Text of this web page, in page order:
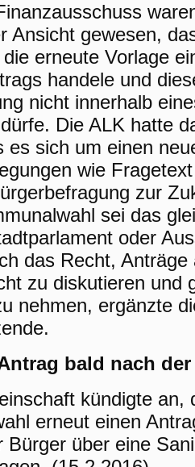
Ansicht gewesen,
erneute Vorlage
handele und
nicht innerhalb
Die ALK hatte
es sich um einen
wie
zur
sei das
oder
das Recht, Anträge
zu diskutieren und
nehmen, ergänzte
bald nach
kündigte an,
erneut einen
Bürger über eine